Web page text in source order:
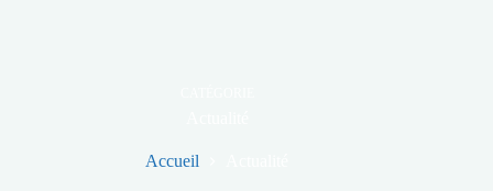
Accueil